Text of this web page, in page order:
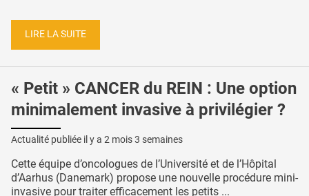
LIRE LA SUITE
« Petit » CANCER du REIN : Une option
minimalement invasive à privilégier ?
Actualité publiée il y a 2 mois 3 semaines
Cette équipe d’oncologues de l’Université et de l’Hôpital
d’Aarhus (Danemark) propose une nouvelle procédure mini-
invasive pour traiter efficacement les petits ...